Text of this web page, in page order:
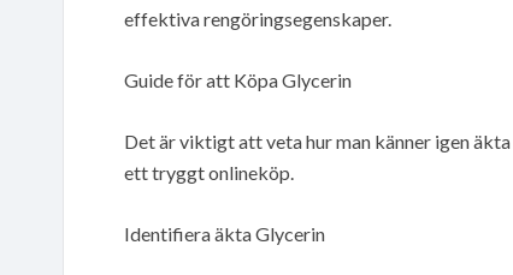
effektiva rengöringsegenskaper.
Guide för att Köpa Glycerin
Det är viktigt att veta hur man känner igen
ett tryggt onlineköp.
Identifiera äkta Glycerin